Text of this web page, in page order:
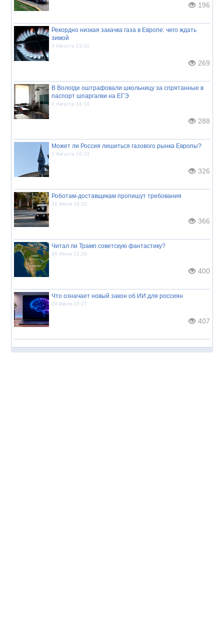
196
Рекордно низкая закачка газа в Европе: чего ждать
зимой
3 Августа 13:32
269
В Вологде оштрафовали школьницу за спрятанные в
паспорт шпаргалки на ЕГЭ
2 Августа 14:19
288
Может ли Россия лишиться газового рынка Европы?
1 Августа 16:23
326
Роботам-доставщикам пропишут требования
31 Июля 18:32
366
Читал ли Трамп советскую фантастику?
30 Июля 12:20
400
Что означает новый закон об ИИ для россиян
29 Июля 15:27
407